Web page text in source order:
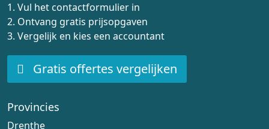
1. Vul het contactformulier in
2. Ontvang gratis prijsopgaven
3. Vergelijk en kies een accountant
Gratis offertes vergelijken
Provincies
Drenthe